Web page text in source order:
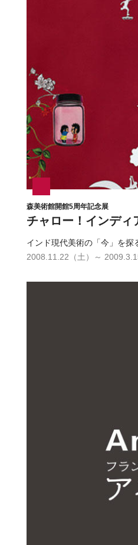
森美術館開館5周年記念展
チャロー！インディ
インド現代美術の「今」を探
2008.11.22（土）～